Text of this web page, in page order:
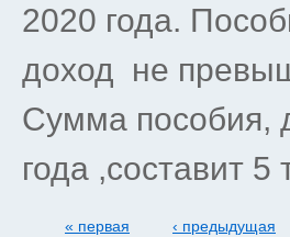
2020 года.
доход не
Сумма пособия,
года ,составит
« первая ‹ предыдущая